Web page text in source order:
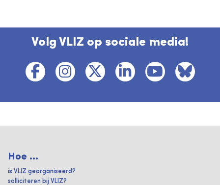
Volg VLIZ op sociale media!
Hoe ...
is VLIZ georganiseerd?
solliciteren bij VLIZ?